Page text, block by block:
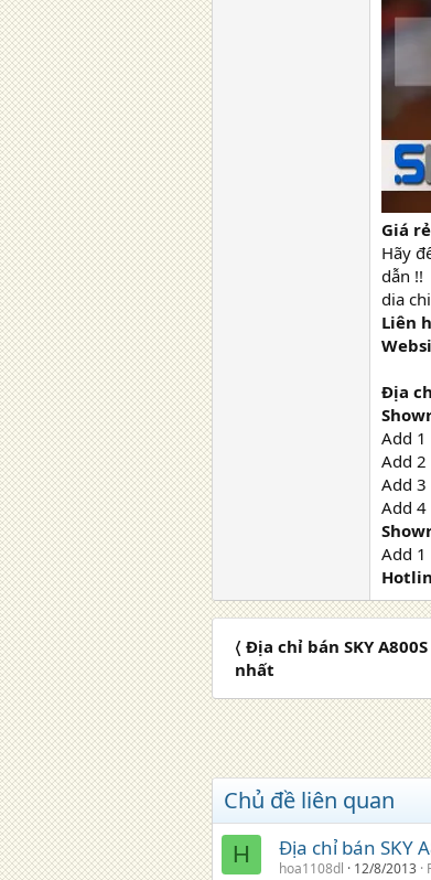
Giá
Hãy
dẫn !!
dia
Liên
Địa
Add 1
Add
Add 3
Add 4
Add 1
〈 Địa chỉ bán SKY
nhất
Chủ đề liên quan
H Địa chỉ bán SKY
hoa1108dl 12/8/2013